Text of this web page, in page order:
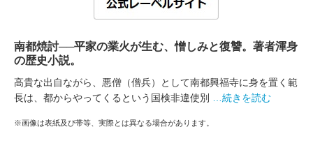
南都焼討──平家の業火が生む、憎しみと復讐。著者渾身
の歴史小説。
高貴な出自ながら、悪僧（僧兵）として南都興福寺に身を置く範
長は、都からやってくるという国検非違使別
…続きを読む
※画像は表紙及び帯等、実際とは異なる場合があります。